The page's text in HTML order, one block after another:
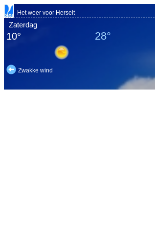
Het weer voor Herselt
Zaterdag
10° 28°
Zwakke wind